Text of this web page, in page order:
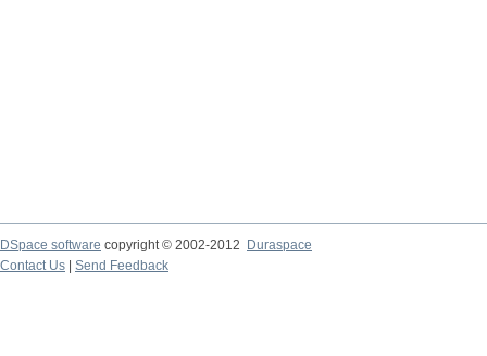
DSpace software copyright © 2002-2012
Duraspace
Contact Us
Send Feedback